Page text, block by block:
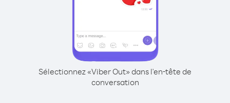
Sélectionnez «Viber Out» dans l'en-tête de
conversation